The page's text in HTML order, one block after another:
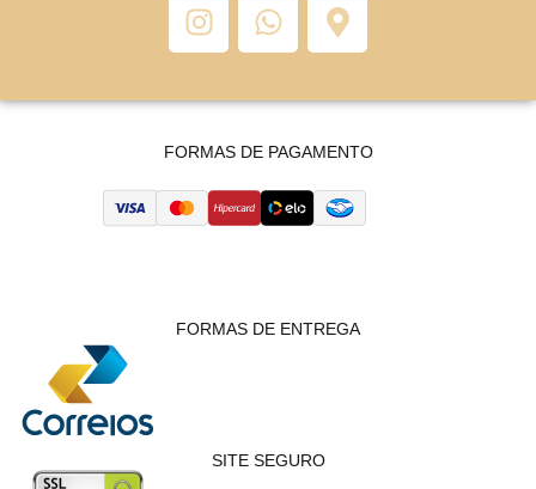
FORMAS DE PAGAMENTO
FORMAS DE ENTREGA
SITE SEGURO